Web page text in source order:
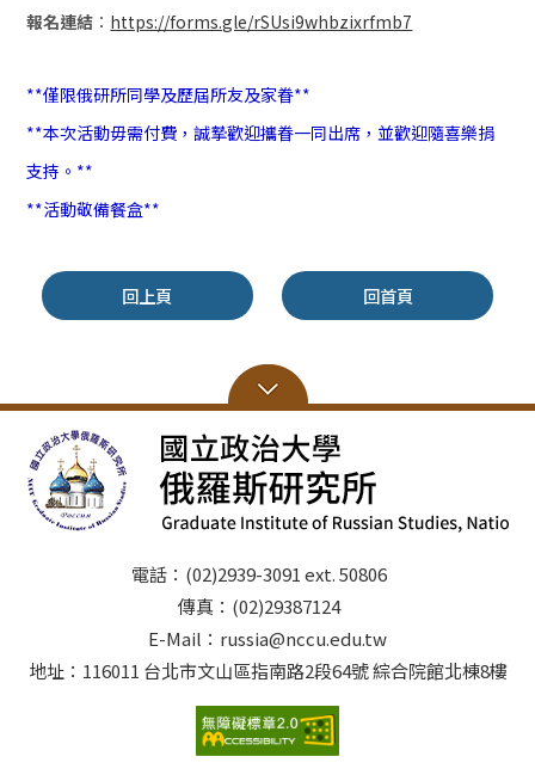
報名連結 ： https://forms.gle/rSUsi9whbzixrfmb7
**僅限俄研所同學及歷屆所友及家眷**
**本次活動毋需付費，誠摯歡迎攜眷一同出席，並歡迎隨喜樂捐
支持。**
**活動敬備餐盒**
回上頁 回首頁
電話：(02)2939-3091 ext. 50806
傳真：(02)29387124
E-Mail：russia@nccu.edu.tw
地址：116011 台北市文山區指南路2段64號 綜合院館北棟8樓